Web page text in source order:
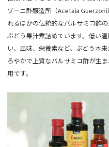
ゾーニ酢醸造所（Acetaia
れるほかの伝統的なバルサミコ酢
ぶどう果汁煮詰めています。低い
い、風味、栄養素など、ぶどう本
ろやかで上質なバルサミコ酢が生
用です。